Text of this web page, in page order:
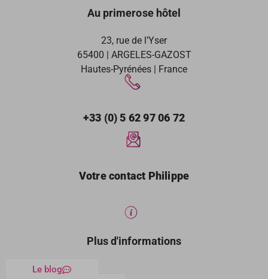
Au primerose hôtel
23, rue de l’Yser
65400 | ARGELES-GAZOST
Hautes-Pyrénées | France
+33 (0) 5 62 97 06 72
Votre contact Philippe
Plus d'informations
Le blog